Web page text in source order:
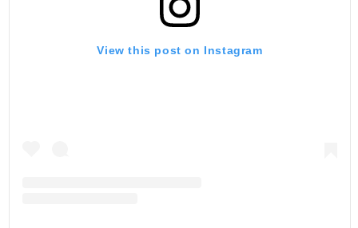
View this post on Instagram